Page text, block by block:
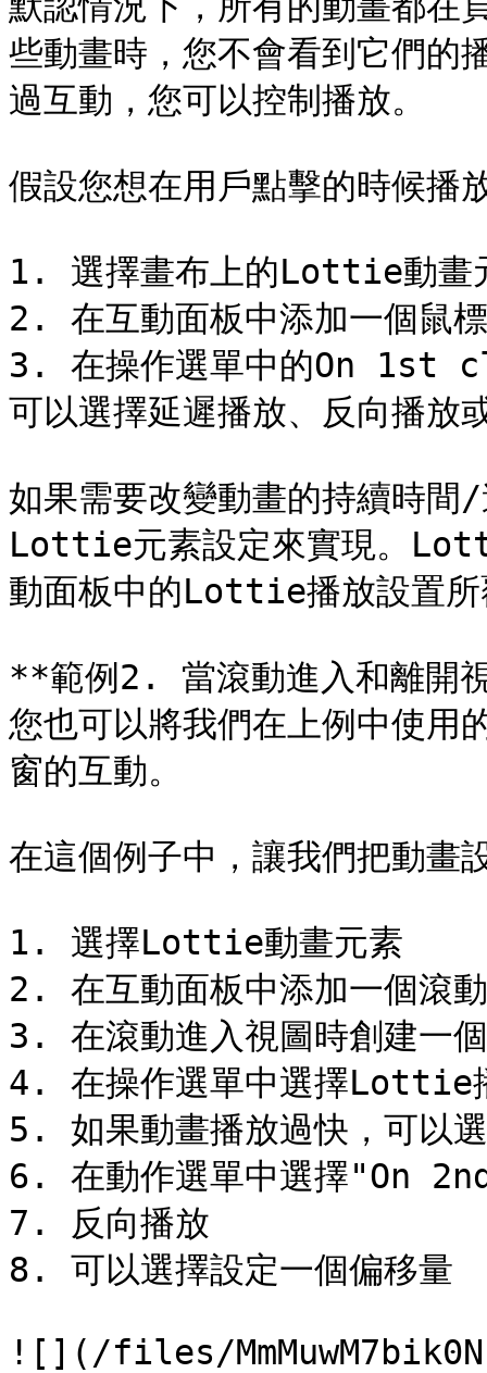
些動畫時，您不會看到它們的
過互動，您可以控制播放。
假設您想在用戶點擊的時候播
1. 選擇畫布上的Lottie動畫
2. 在互動面板中添加一個鼠
3. 在操作選單中的On
可以選擇延遲播放、反向播放
如果需要改變動畫的持續時間
Lottie元素設定來實現。
動面板中的Lottie播放設置所
**範例2. 當滾動進入和離開
您也可以將我們在上例中使用
窗的互動。
在這個例子中，讓我們把動畫
1. 選擇Lottie動畫元素
2. 在互動面板中添加一個滾
3. 在滾動進入視圖時創建一
4. 在操作選單中選擇Lottie
5. 如果動畫播放過快，可以
6. 在動作選單中選擇"On
7. 反向播放
8. 可以選擇設定一個偏移量
![](/files/